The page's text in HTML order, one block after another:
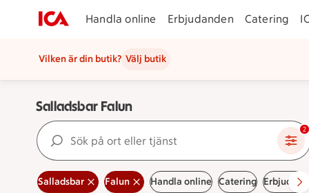
Handla online Erbjudanden Catering
Vilken är din butik? Välj butik
Salladsbar Falun
Sök på ort eller tjänst 2
Salladsbar Falun Handla online Catering